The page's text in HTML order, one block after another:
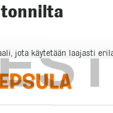
jota käytetään laajasti
tekijöitä ja
tekijät